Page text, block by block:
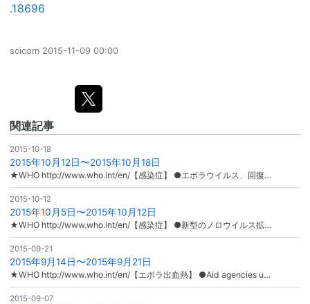
.18696
scicom 2015-11-09 00:00
関連記事
2015-10-18
2015年10月12日〜2015年10月18日
★WHO http://www.who.int/en/【感染症】 ●エボラウイルス、回復…
2015-10-12
2015年10月5日〜2015年10月12日
★WHO http://www.who.int/en/【感染症】 ●新型のノロウイルス拡…
2015-09-21
2015年9月14日〜2015年9月21日
★WHO http://www.who.int/en/【エボラ出血熱】 ●Aid agencies u…
2015-09-07